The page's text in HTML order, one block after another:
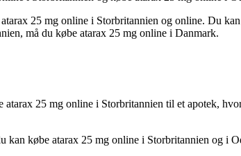
25 mg online i Storbritannien og online. Du
må du købe atarax 25 mg online i Danmark.
25 mg online i Storbritannien til et apotek,
købe atarax 25 mg online i Storbritannien og i